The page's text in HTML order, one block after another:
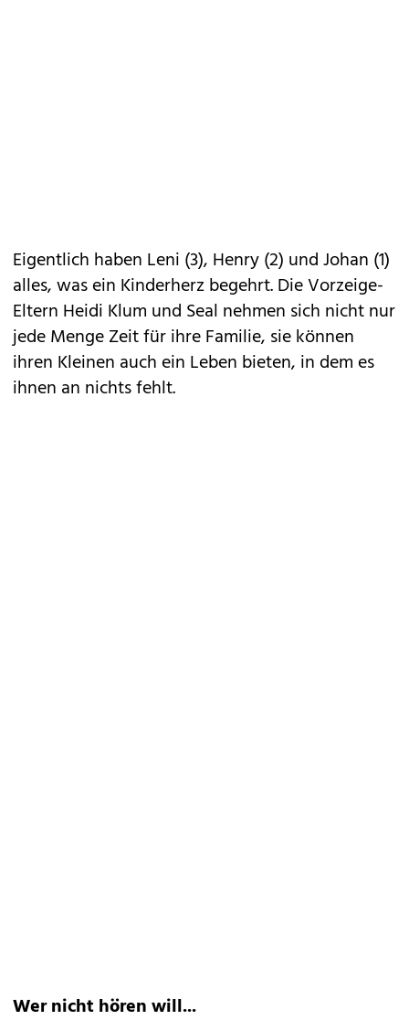
Eigentlich haben Leni (3), Henry (2) und Johan (1)
alles, was ein Kinderherz begehrt. Die Vorzeige-
Eltern Heidi Klum und Seal nehmen sich nicht nur
jede Menge Zeit für ihre Familie, sie können
ihren Kleinen auch ein Leben bieten, in dem es
ihnen an nichts fehlt.
Wer nicht hören will...